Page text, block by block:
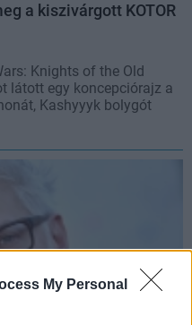
My Personal
a kiszivárgott KOTOR
Knights of the Old
látott egy koncepciórajz a
Kashyyyk bolygót